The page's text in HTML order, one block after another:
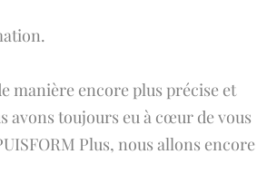
manière encore plus précise et
avons toujours eu à cœur de vous
Plus, nous allons encore